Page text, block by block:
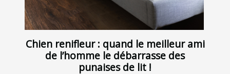
Chien renifleur : quand le meilleur ami
de l’homme le débarrasse des
punaises de lit !